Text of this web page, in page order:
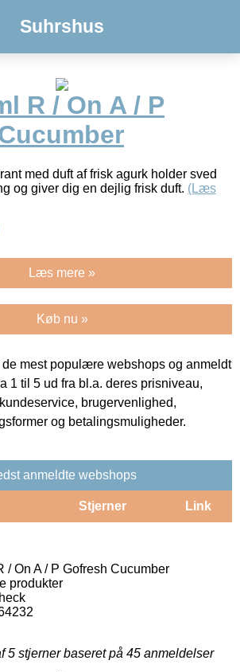
Suhrshus
R / On A / P
med duft af frisk agurk holder sved
og giver dig en dejlig frisk duft. (Læs
Læs mere »
Køb nu »
mest populære webshops og anmeldt
1 til 5 ud fra bl.a. deres prisniveau,
brugervenlighed,
og betalingsmuligheder.
anmeldte webshops
Stjerner Link
/ On A / P Gofresh Cucumber
produkter
5 stjerner baseret på 45 anmeldelser